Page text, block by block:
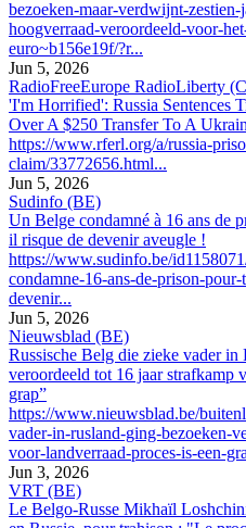
bezoeken-maar-verdwijnt-
hoogverraad-veroordeeld-voor-
euro~b156e19f/?r...
Jun 5, 2026
RadioFreeEurope RadioLiberty
'I'm Horrified': Russia Sentences
Over A $250 Transfer To A
https://www.rferl.org/a/russia-
claim/33772656.html...
Jun 5, 2026
Sudinfo (BE)
Un Belge condamné à 16 ans de
il risque de devenir aveugle !
https://www.sudinfo.be/
condamne-16-ans-de-prison-
devenir...
Jun 5, 2026
Nieuwsblad (BE)
Russische Belg die zieke vader in
veroordeeld tot 16 jaar strafkamp
grap”
https://www.nieuwsblad.be/
vader-in-rusland-ging-bezoeken-
voor-landverraad-proces-is-een-
Jun 3, 2026
VRT (BE)
Le Belgo-Russe Mikhaïl